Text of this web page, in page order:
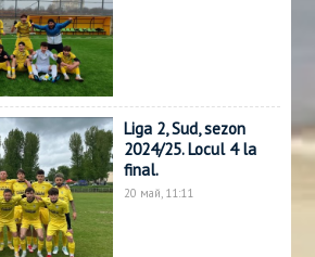
Liga 2, Sud, sezon
2024/25. Locul 4 la
final.
20 май, 11:11